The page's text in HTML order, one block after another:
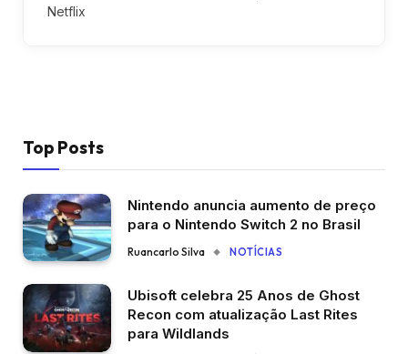
Netflix
Top Posts
Nintendo anuncia aumento de preço
para o Nintendo Switch 2 no Brasil
Ruancarlo Silva NOTÍCIAS
Ubisoft celebra 25 Anos de Ghost
Recon com atualização Last Rites
para Wildlands